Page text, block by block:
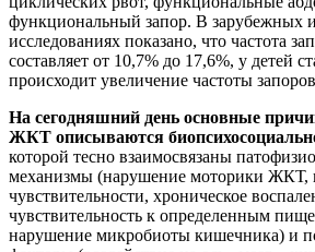
функциональный запор. В зарубежных
исследованиях показано, что частота
составляет от 10,7% до 17,6%, у детей
происходит увеличение частоты
На сегодняшний день основные
ЖКТ описываются
которой тесно взаимосвязаны
механизмы (нарушение моторики ЖКТ,
чувствительности, хроническое
чувствительность к определенным
нарушение микробиоты кишечника) и